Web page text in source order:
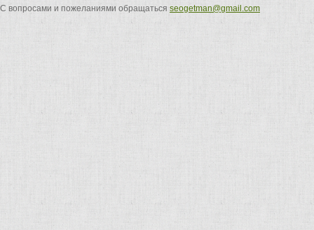
С вопросами и пожеланиями обращаться seogetman@gmail.com